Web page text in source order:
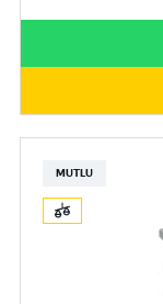
MUTLU